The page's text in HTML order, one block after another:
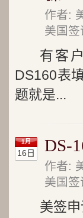
作者:
美国
有客
DS160表
题就是...
1月
16日 DS-
作者:
美国
美签